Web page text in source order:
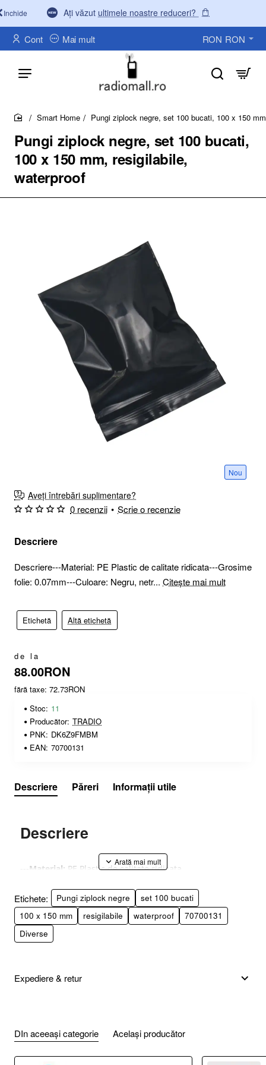
Ați văzut ultimele noastre reduceri?
Inchide
Cont Mai mult RON RON
Pungi ziplock negre, set 100 bucati,
100 x 150 mm, resigilabile,
waterproof
home
Smart Home Pungi ziplock negre, set 100 bucati, 100 x 150
Nou
Aveți întrebări suplimentare?
Descriere
Descriere---Material: PE Plastic de calitate ridicata---Grosime
folie: 0.07mm---Culoare: Negru, netr... Citește mai mult
Etichetă Altă etichetă
0 recenzii • Scrie o recenzie
de la
88.00RON
fără taxe: 72.73RON
Stoc: 11
Producător: TRADIO
PNK: DK6Z9FMBM
EAN: 70700131
Descriere Păreri Informații utile
Descriere
---Material: PE Plastic de calitate ridicata
---Grosime folie:0.07mm
---Culoare:
Etichete: Pungi ziplock negre
set 100 bucati
100 x 150 mm
resigilabile waterproof
70700131
Diverse
Expediere & retur
DIn aceeași categorie Același producător